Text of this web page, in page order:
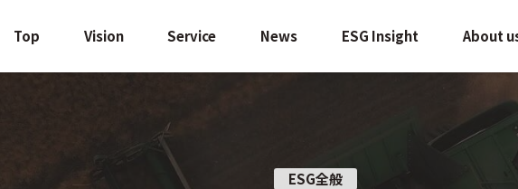
Top Vision Service News ESG Insight About
ESG全般